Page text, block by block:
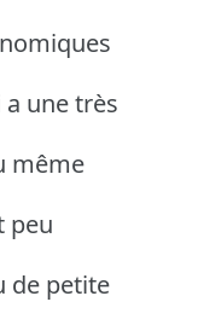
une très
même
peu
de petite